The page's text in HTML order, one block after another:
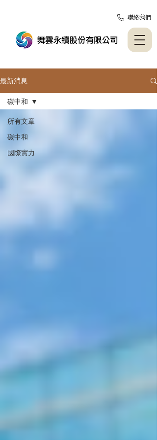
聯絡我們
最新消息
所有文章
碳中和
國際實力
碳中和